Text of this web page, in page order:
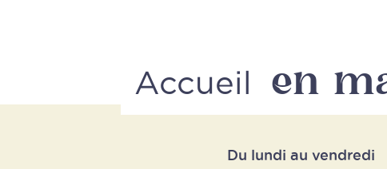
Accueil en
Du lundi au vendredi